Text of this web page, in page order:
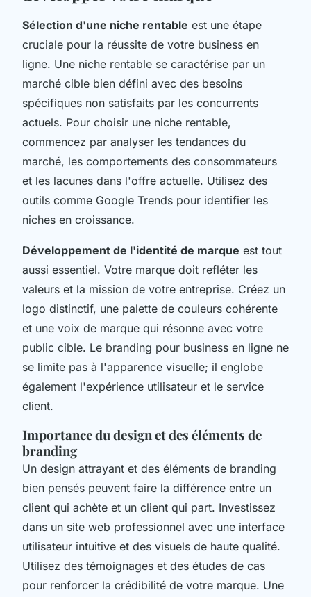
Sélection d'une niche rentable est une étape
cruciale pour la réussite de votre business en
ligne. Une niche rentable se caractérise par un
marché cible bien défini avec des besoins
spécifiques non satisfaits par les concurrents
actuels. Pour choisir une niche rentable,
commencez par analyser les tendances du
marché, les comportements des consommateurs
et les lacunes dans l'offre actuelle. Utilisez des
outils comme Google Trends pour identifier les
niches en croissance.
Développement de l'identité de marque est tout
aussi essentiel. Votre marque doit refléter les
valeurs et la mission de votre entreprise. Créez un
logo distinctif, une palette de couleurs cohérente
et une voix de marque qui résonne avec votre
public cible. Le branding pour business en ligne ne
se limite pas à l'apparence visuelle; il englobe
également l'expérience utilisateur et le service
client.
Importance du design et des éléments de
branding
Un design attrayant et des éléments de branding
bien pensés peuvent faire la différence entre un
client qui achète et un client qui part. Investissez
dans un site web professionnel avec une interface
utilisateur intuitive et des visuels de haute qualité.
Utilisez des témoignages et des études de cas
pour renforcer la crédibilité de votre marque. Une